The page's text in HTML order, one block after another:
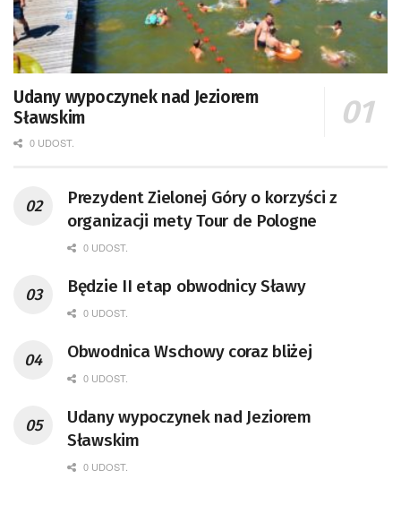
Udany wypoczynek nad Jeziorem
Sławskim
0 UDOST.
Prezydent Zielonej Góry o korzyści z
organizacji mety Tour de Pologne
0 UDOST.
Będzie II etap obwodnicy Sławy
0 UDOST.
Obwodnica Wschowy coraz bliżej
0 UDOST.
Udany wypoczynek nad Jeziorem
Sławskim
0 UDOST.